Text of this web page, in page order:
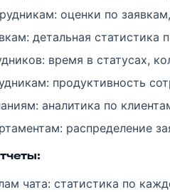
оценки по
детальная статистика
время в статусах,
продуктивность
аналитика по
распределение
чата: статистика по